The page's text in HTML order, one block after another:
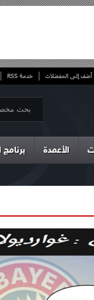
أضف إلى المفضلات خدمة RSS
الأعمدة برنامج